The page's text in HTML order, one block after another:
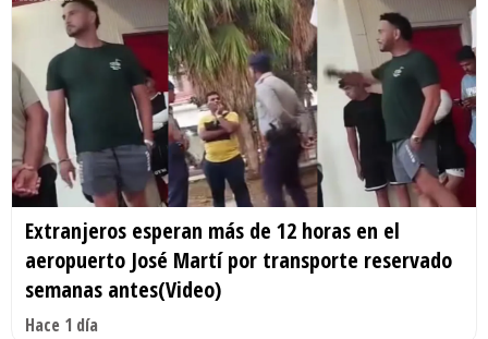
Extranjeros esperan más de 12 horas en el
aeropuerto José Martí por transporte reservado
semanas antes(Video)
Hace 1 día